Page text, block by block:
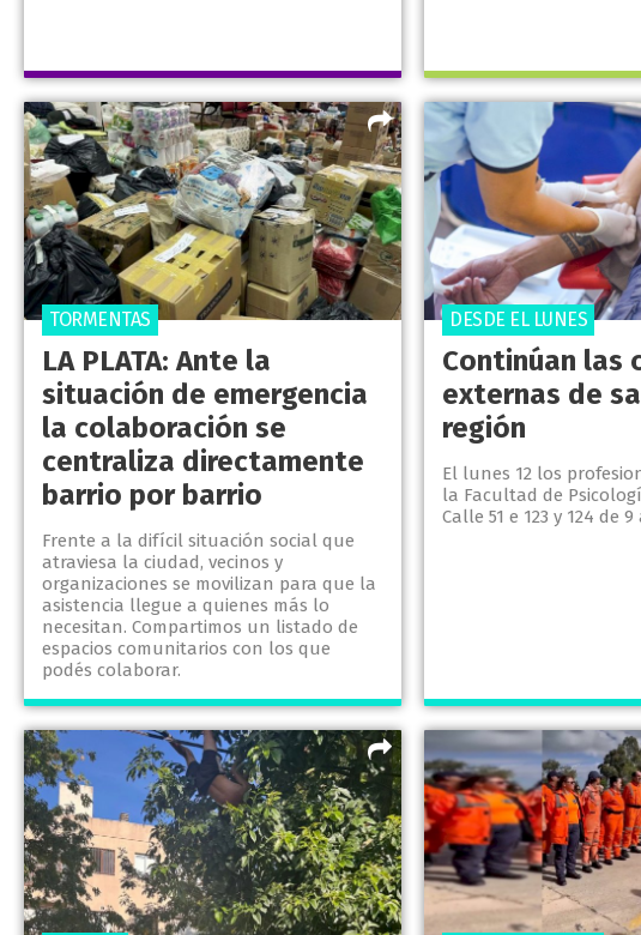
LA PLATA: Ante la
situación de emergencia
la colaboración se
centraliza directamente
barrio por barrio
Frente a la difícil situación social que
atraviesa la ciudad, vecinos y
organizaciones se movilizan para que la
asistencia llegue a quienes más lo
necesitan. Compartimos un listado de
espacios comunitarios con los que
podés colaborar.
TORMENTAS
Continúan las
externas de
región
El lunes 12 los
la Facultad de
Calle 51 e 123 y 124 de
DESDE EL LUNES